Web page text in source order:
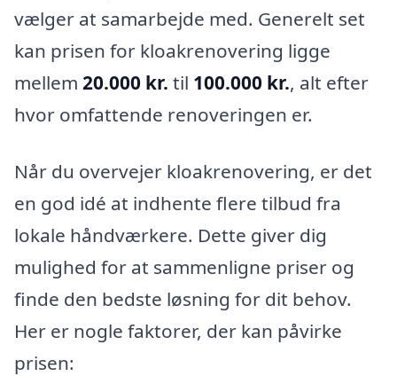
vælger at samarbejde med. Generelt set
kan prisen for kloakrenovering ligge
mellem 20.000 kr. til 100.000 kr., alt efter
hvor omfattende renoveringen er.
Når du overvejer kloakrenovering, er det
en god idé at indhente flere tilbud fra
lokale håndværkere. Dette giver dig
mulighed for at sammenligne priser og
finde den bedste løsning for dit behov.
Her er nogle faktorer, der kan påvirke
prisen: